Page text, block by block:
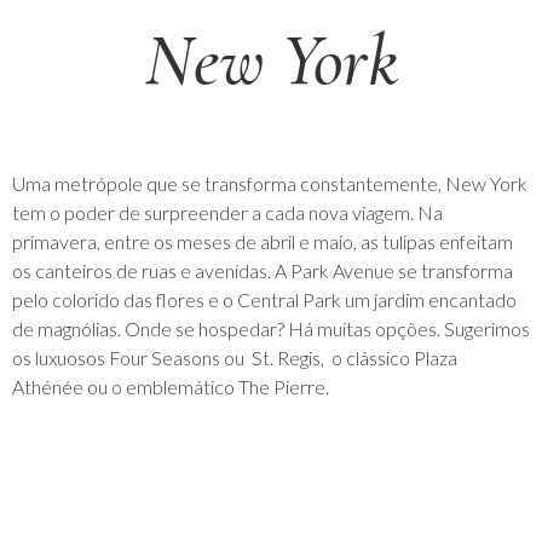
New York
Uma metrópole que se transforma constantemente, New York
tem o poder de surpreender a cada nova viagem. Na
primavera, entre os meses de abril e maio, as tulipas enfeitam
os canteiros de ruas e avenidas. A Park Avenue se transforma
pelo colorido das flores e o Central Park um jardim encantado
de magnólias. Onde se hospedar? Há muitas opções. Sugerimos
os luxuosos Four Seasons ou St. Regis, o clássico Plaza
Athénée ou o emblemático The Pierre.